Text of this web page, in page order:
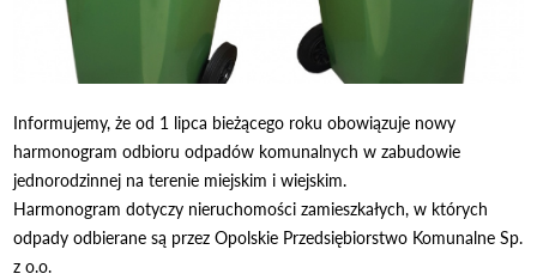
Informujemy, że od 1 lipca bieżącego roku obowiązuje nowy
harmonogram odbioru odpadów komunalnych w zabudowie
jednorodzinnej na terenie miejskim i wiejskim.
Harmonogram dotyczy nieruchomości zamieszkałych, w których
odpady odbierane są przez Opolskie Przedsiębiorstwo Komunalne Sp.
z o.o.